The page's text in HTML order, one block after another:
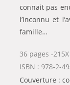
connait pas
l’inconnu et
famille…
36 pages -
ISBN : 978-2-
Couverture :